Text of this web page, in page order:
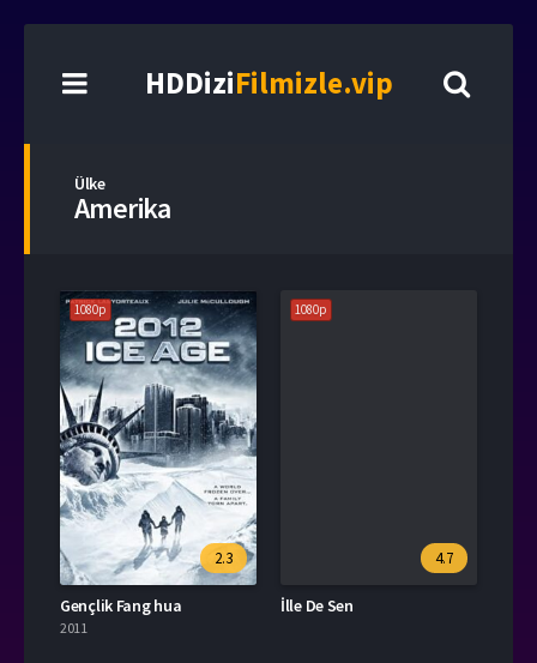
HDDiziFilmizle.vip
Ülke
Amerika
1080p
2.3
Gençlik Fang hua
2011
1080p
4.7
İlle De Sen